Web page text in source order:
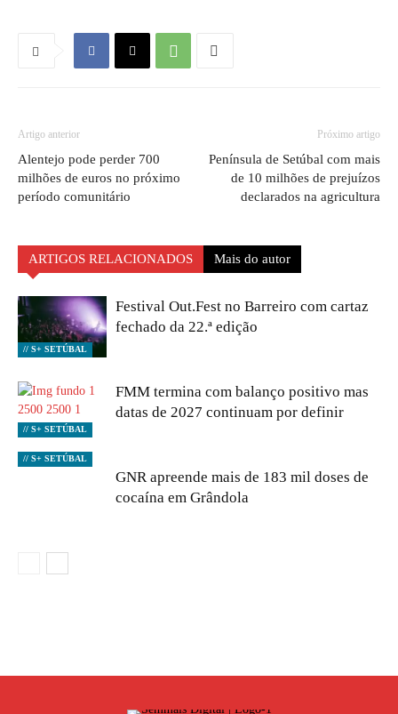
Artigo anterior
Alentejo pode perder 700
milhões de euros no próximo
período comunitário
Próximo artigo
Península de Setúbal com mais
de 10 milhões de prejuízos
declarados na agricultura
ARTIGOS RELACIONADOS Mais do autor
// S+ SETÚBAL
Festival Out.Fest no Barreiro com cartaz
fechado da 22.ª edição
// S+ SETÚBAL
FMM termina com balanço positivo mas
datas de 2027 continuam por definir
// S+ SETÚBAL
GNR apreende mais de 183 mil doses de
cocaína em Grândola